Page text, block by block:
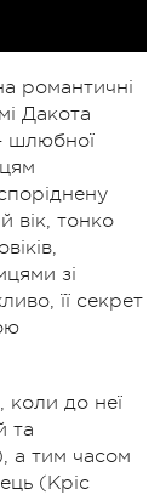
романтичні
Дакота
шлюбної
вік, тонко
зі
її секрет
коли до неї
та
а тим часом
(Кріс